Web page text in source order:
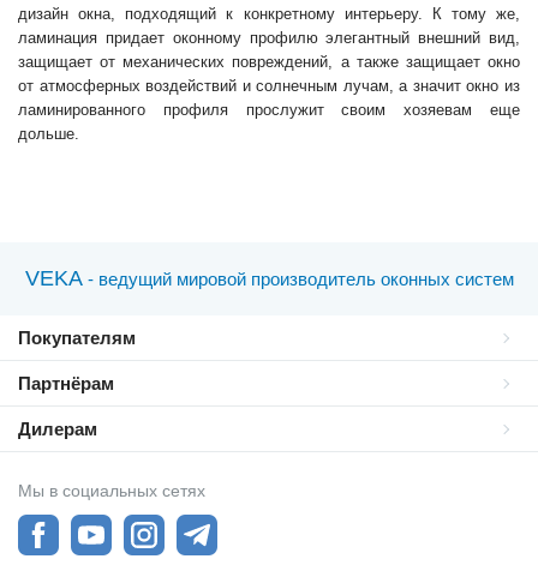
дизайн окна, подходящий к конкретному интерьеру. К тому же,
ламинация придает оконному профилю элегантный внешний вид,
защищает от механических повреждений, а также защищает окно
от атмосферных воздействий и солнечным лучам, а значит окно из
ламинированного профиля прослужит своим хозяевам еще
дольше.
VEKA - ведущий мировой производитель оконных систем
Покупателям
Партнёрам
Дилерам
Мы в социальных сетях